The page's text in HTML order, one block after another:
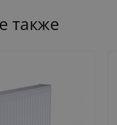
также